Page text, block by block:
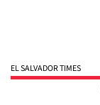
EL SALVADOR TIMES